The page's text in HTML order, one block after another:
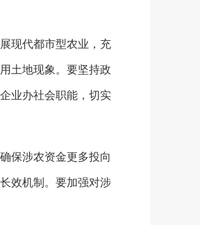
现代都市型农业，充
土地现象。要坚持政
业办社会职能，切实
保涉农资金更多投向
效机制。要加强对涉